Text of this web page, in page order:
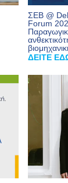
ΣΕΒ @
Forum
ΔΕΙΤΕ